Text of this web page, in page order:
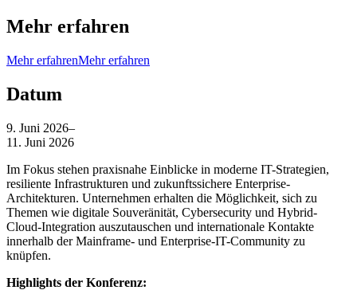
Mehr erfahren
Mehr erfahrenMehr erfahren
Datum
9. Juni 2026–
11. Juni 2026
Im Fokus stehen praxisnahe Einblicke in moderne IT-Strategien,
resiliente Infrastrukturen und zukunftssichere Enterprise-
Architekturen. Unternehmen erhalten die Möglichkeit, sich zu
Themen wie digitale Souveränität, Cybersecurity und Hybrid-
Cloud-Integration auszutauschen und internationale Kontakte
innerhalb der Mainframe- und Enterprise-IT-Community zu
knüpfen.
Highlights der Konferenz: